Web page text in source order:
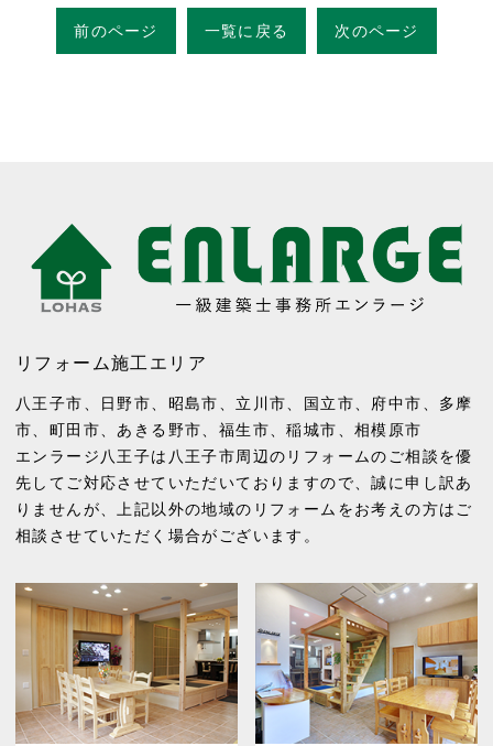
前のページ 一覧に戻る 次のページ
リフォーム施工エリア
八王子市 日野市 昭島市 立川市 国立市 府中市
多摩
市
町田市 あきる野市 福生市 、稲城市 、相模原市
エンラージ八王子は八王子市周辺のリフォームのご相談を優
先してご対応させていただいておりますので、誠に申し訳あ
りませんが、上記以外の地域のリフォームをお考えの方はご
相談させていただく場合がございます。